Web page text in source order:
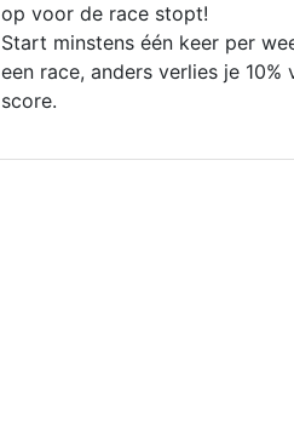
op voor de race stopt!
Start minstens één keer per
een race, anders verlies je 10%
score.